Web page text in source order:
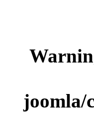
joomla/